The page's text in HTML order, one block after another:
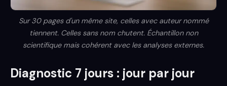
Sur 30 pages d'un même site, celles avec auteur nommé
tiennent. Celles sans nom chutent. Échantillon non
scientifique mais cohérent avec les analyses externes.
Diagnostic 7 jours : jour par jour